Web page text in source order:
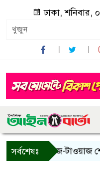
ঢাকা,
সর্বশেষঃ
শুধু আওয়াজ-টাওয়াজ শোনা